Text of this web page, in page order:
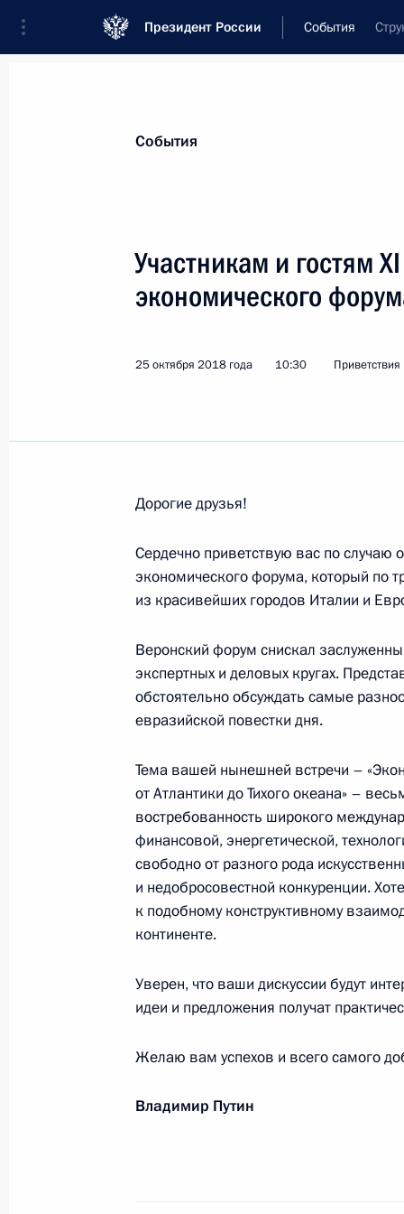
Президент России События
Новости
Спортивным сборным командам
29 октября 2018 года, 18:50
29 октября 2018 года, 10:00
Сергею Семёнову, победителю
до 130 кг
28 октября 2018 года, 19:10
Александру Чехиркину,
2018 года в Будапеште в
категории до 77 кг
28 октября 2018 года, 19:00
Мусе Евлоеву, победителю
в Будапеште в соревнованиях по
28 октября 2018 года, 18:00
28 октября 2018 года, 11:00
События
Участникам и гостям
экономического
25 октября 2018 года 10:30 Приветствия
Дорогие друзья!
Сердечно приветствую вас по случаю
экономического форума, который по
из красивейших городов Италии и
Веронский форум снискал
экспертных и деловых кругах.
обстоятельно обсуждать самые
евразийской повестки дня.
Тема вашей нынешней встречи –
от Атлантики до Тихого океана» –
востребованность широкого
финансовой, энергетической,
свободно от разного рода
и недобросовестной конкуренции.
к подобному конструктивному
континенте.
Уверен, что ваши дискуссии будут
идеи и предложения получат
Желаю вам успехов и всего самого
Владимир Путин